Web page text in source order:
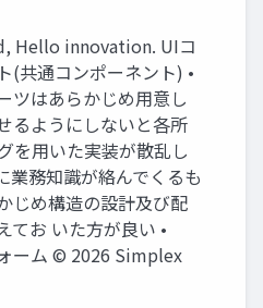
Hello innovation. UIコ
(共通コンポーネント) •
ツはあらかじめ用意し
るようにしないと各所
を用いた実装が散乱し
業務知識が絡んでくるも
じめ構造の設計及び配
てお いた方が良い •
ーム ©️ 2026 Simplex